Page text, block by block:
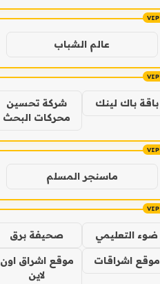
عالم الشباب
باقة باك لينك
شركة تحسين
محركات البحث
ماسنجر المسلم
ضوء التعليمي صحيفة برق
موقع اشراقات
موقع اشراق اون
لاين